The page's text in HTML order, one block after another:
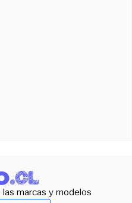
marcas y modelos